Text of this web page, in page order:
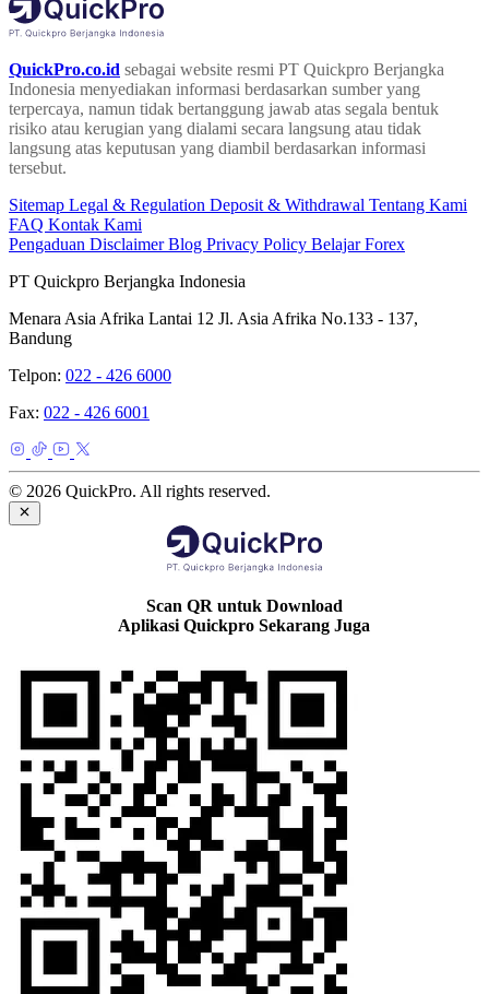
QuickPro.co.id sebagai website resmi PT Quickpro Berjangka
Indonesia menyediakan informasi berdasarkan sumber yang
terpercaya, namun tidak bertanggung jawab atas segala bentuk
risiko atau kerugian yang dialami secara langsung atau tidak
langsung atas keputusan yang diambil berdasarkan informasi
tersebut.
Sitemap Legal & Regulation Deposit & Withdrawal Tentang Kami
FAQ Kontak Kami
Pengaduan DisclaimerBlog Privacy Policy Belajar Forex
PT Quickpro Berjangka Indonesia
Menara Asia Afrika Lantai 12 Jl. Asia Afrika No.133 - 137,
Bandung
Telpon: 022 - 426 6000
Fax: 022 - 426 6001
© 2026 QuickPro. All rights reserved.
Scan QR untuk Download
Aplikasi Quickpro Sekarang Juga